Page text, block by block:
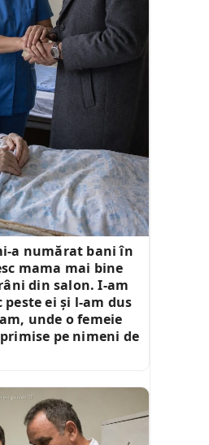
a numărat bani în
mama mai bine
din salon. I-am
ei și l-am dus
unde o femeie
pe nimeni de